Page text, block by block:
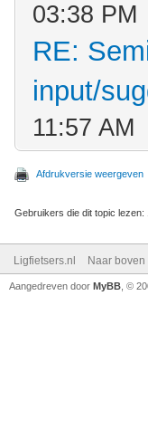
03:38 PM
RE:
input/
11:57 AM
Afdrukversie weergeven
Gebruikers die dit topic lezen:
Ligfietsers.nl Naar boven
Aangedreven door MyBB , ©